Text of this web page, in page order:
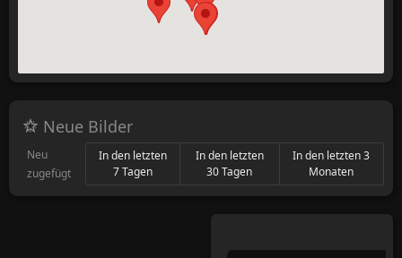
Neue Bilder
Neu
zugefügt
In den letzten
7 Tagen
In den letzten
30 Tagen
In den letzten 3
Monaten